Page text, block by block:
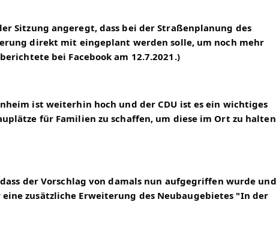
Sitzung angeregt, dass bei der Straßenplanung des
direkt mit eingeplant werden solle, um noch mehr
bei Facebook am 12.7.2021.)
ist weiterhin hoch und der CDU ist es ein wichtiges
für Familien zu schaffen, um diese im Ort zu
der Vorschlag von damals nun aufgegriffen wurde
zusätzliche Erweiterung des Neubaugebietes "In der